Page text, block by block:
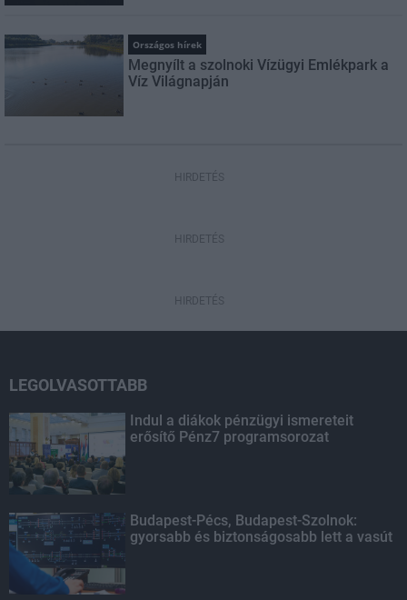
Országos hírek
Megnyílt a szolnoki Vízügyi Emlékpark a
Víz Világnapján
HIRDETÉS
HIRDETÉS
HIRDETÉS
LEGOLVASOTTABB
Indul a diákok pénzügyi ismereteit
erősítő Pénz7 programsorozat
Budapest-Pécs, Budapest-Szolnok:
gyorsabb és biztonságosabb lett a vasút